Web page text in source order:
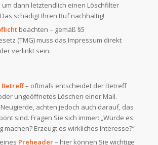
um dann letztendlich einen Löschfilter
schädigt Ihren Ruf nachhaltig!
beachten – gemäß §5
(TMG) muss das Impressum direkt
verlinkt sein.
Betreff– oftmals entscheidet der Betreff
ungeöffnetes Löschen einer Mail.
achten jedoch auch darauf, das
sind. Fragen Sie sich immer: „Würde es
machen? Erzeugt es wirkliches Interesse?“
Preheader– hier können Sie wichtige